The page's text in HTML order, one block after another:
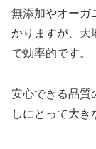
無添加やオーガ
かりますが、大
で効率的です。
安心できる品質
しにとって大き